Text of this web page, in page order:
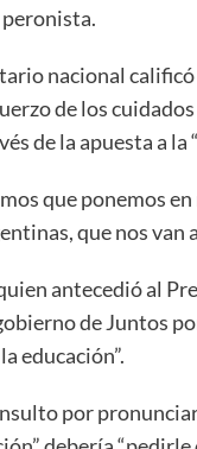
nacional
de los
de la apuesta a la
que ponemos
que nos van
antecedió al
de Juntos
educación”.
por